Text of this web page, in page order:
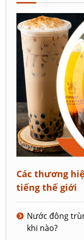
Các thương
tiếng thế giới
Nước đông
khi nào?